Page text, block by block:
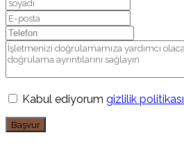
Kabul ediyorum gizlilik politikası
Başvur